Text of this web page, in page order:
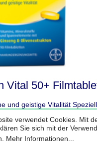
Vital 50+
und geistige Vitalität
Ginseng-Extrakt und
des gesamten
Apothekenpflichtig Gratis
lieferbar, solange der
verwendet Cookies. Mit
Sie sich mit der
Mehr Informationen...